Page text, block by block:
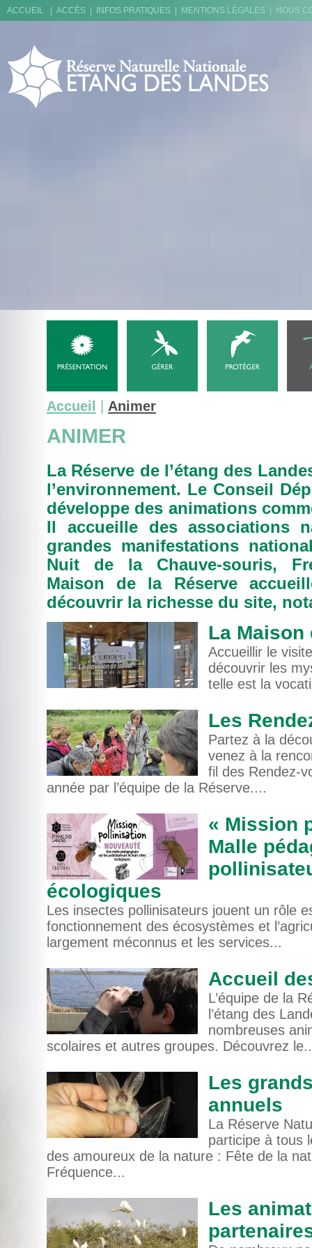
ACCUEIL ACCÈS INFOS PRATIQUES MENTIONS LÉGALES NOUS
Accueil Animer
ANIMER
La Réserve de l’étang des
l’environnement. Le Conseil
développe des animations
Il accueille des associations
grandes manifestations
Nuit de la Chauve-souris,
Maison de la Réserve
découvrir la richesse du site,
La Maison
Accueillir le
découvrir les
telle est la
Les
Partez à la
venez à la
fil des Rendez-
année par l’équipe de la Réserve....
« Mission
Malle
écologiques
Les insectes pollinisateurs jouent un rôle
fonctionnement des écosystèmes et
largement méconnus et les services...
Accueil
L’équipe de la
l’étang des
nombreuses
scolaires et autres groupes. Découvrez
Les
annuels
La Réserve
participe à tous
des amoureux de la nature : Fête de la
Fréquence...
Les